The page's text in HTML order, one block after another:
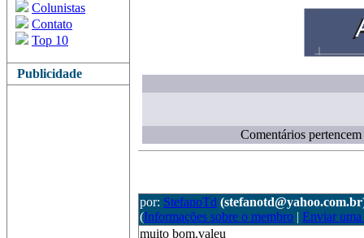
Colunistas
Contato
Top 10
Publicidade
Comentários
por: StefanoTd
(Informações sobre o membro | Enviar uma
muito bom.valeu